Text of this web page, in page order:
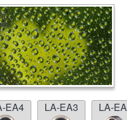
EA4 LA-EA3 LA-